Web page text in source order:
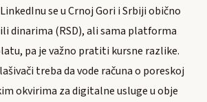
se u Crnoj Gori i Srbiji obično
dinarima (RSD), ali sama platforma
pa je važno pratiti kursne razlike.
treba da vode računa o poreskoj
okvirima za digitalne usluge u obje